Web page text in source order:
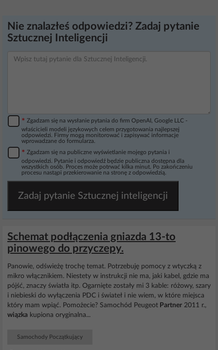
Nie znalazłeś odpowiedzi? Zadaj pytanie
Sztucznej Inteligencji
* Zgadzam się na wysłanie pytania do firm OpenAI, Google LLC -
właścicieli modeli językowych celem przygotowania najlepszej
odpowiedzi. Firmy mogą monitorować i zapisywać informacje
wprowadzane do formularza.
* Zgadzam się na publiczne wyświetlanie mojego pytania i
odpowiedzi. Pytanie i odpowiedź będzie publiczna dostępna dla
wszystkich osób. Proces może potrwać kilka minut. Po zakończeniu
procesu nastąpi przekierowanie na stronę z odpowiedzią.
Zadaj pytanie Sztucznej inteligencji
Schemat podłączenia gniazda 13-to
pinowego do przyczepy.
Panowie, odświeżę trochę temat. Potrzebuję pomocy z wtyczką z
mikro włącznikiem. Niestety w instrukcji nie ma, jaki kabel, gdzie ma
pójść, znaczy światła itp. Ogarnięte zostały mi 3 kable: różowy, szary
i niebieski do wyłączenia PDC i świateł i nie wiem, w które miejsca
który mam wpiąć. Pomożecie? Samochód Peugeot Partner 2011 r.,
wiązka kupiona oryginalna...
Samochody Początkujący